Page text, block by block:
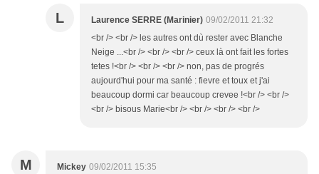
L Laurence SERRE (Marinier) 09/02/2011 21:32
<br /> <br /> les autres ont dù rester avec Blanche
Neige ...<br /> <br /> <br /> ceux là ont fait les fortes
tetes !<br /> <br /> <br /> non, pas de progrés
aujourd'hui pour ma santé : fievre et toux et j'ai
beaucoup dormi car beaucoup crevee !<br /> <br />
<br /> bisous Marie<br /> <br /> <br /> <br />
M Mickey 09/02/2011 15:35